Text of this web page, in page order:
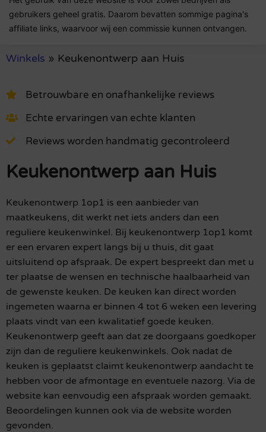
gebruikers geheel gratis. Daarom bevatten sommige pagina's
affiliate links, waarvoor wij een commissie kunnen ontvangen.
Winkels » Keukenontwerp aan Huis
Betrouwbare en onafhankelijke reviews
Echte ervaringen van echte klanten
Reviews worden handmatig gecontroleerd
Keukenontwerp aan Huis
Keukenontwerp 1op1 is een aanbieder van
maatkeukens, dit werkt net iets anders dan een
reguliere keukenwinkel. Bij keukenontwerp 1op1 komt
er een ervaren expert langs bij u thuis, dit gaat
uitsluitend op afspraak. De expert bespreekt dan met u
ter plaatse de wensen en technische haalbaarheid van
de gewenste keuken. De keuken kan direct worden
ingemeten waarna er binnen 4 tot 6 weken een levering
plaats vindt van een kwalitatief goede keuken.
Keukenontwerp geeft aan dat ze doorgaans goedkoper
zijn dan de reguliere keukenwinkels. Ook nadat de
keuken is geplaatst claimt keukenontwerp aandacht te
hebben voor de afmontage en eventuele nazorg. Via de
website kan eenvoudig een afspraak worden gemaakt.
Beoordelingen kunnen ook via de website worden
gevonden.